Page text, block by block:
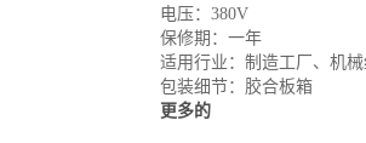
电压：380V
保修期：一年
适用行业：制造工厂、机械
包装细节：胶合板箱
更多的